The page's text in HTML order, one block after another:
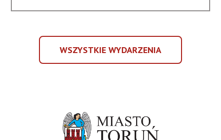
BROADWAY
W
TORUNIU
w
WSZYSTKIE WYDARZENIA
WSZYSTKIE
WYDARZENIA